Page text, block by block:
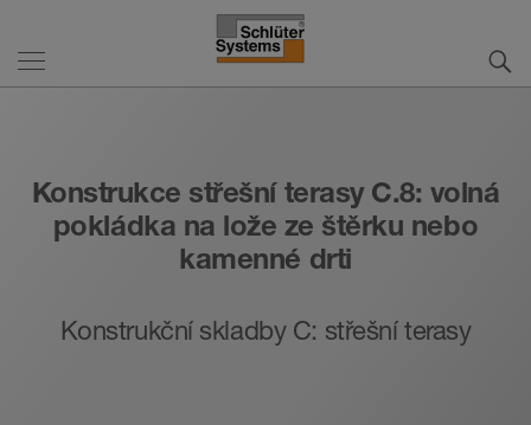
Konstrukce střešní terasy C.8: volná
pokládka na lože ze štěrku nebo
kamenné drti
Konstrukční skladby C: střešní terasy